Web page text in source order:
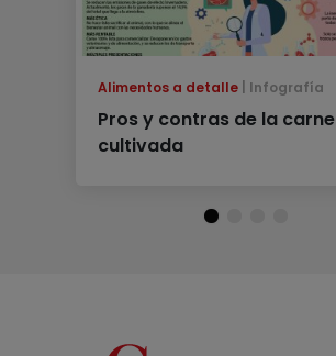
Alimentos a detalle Infografía
Pros y contras de la carne
cultivada